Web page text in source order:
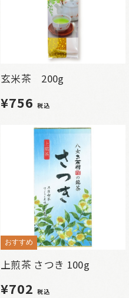
玄米茶 200g
¥756税込
おすすめ
上煎茶 さつき 100g
¥702税込